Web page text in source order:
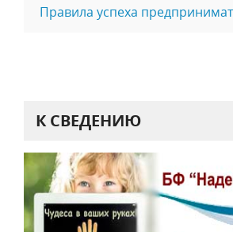
Правила успеха
К СВЕДЕНИЮ